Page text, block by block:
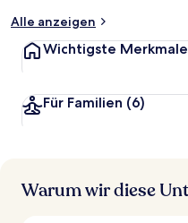
Alle anzeigen
Wichtigste Merkmale
Für Familien (6)
Warum wir diese